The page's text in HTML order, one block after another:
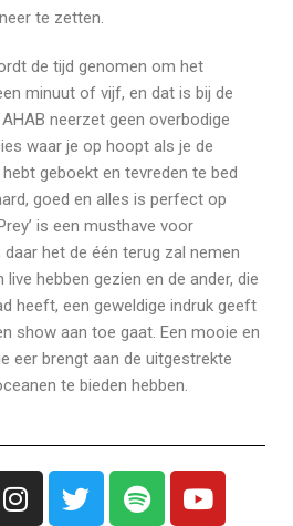
te zetten.
de tijd genomen om het
minuut of vijf, en dat is bij de
neerzet geen overbodige
waar je op hoopt als je de
geboekt en tevreden te bed
goed en alles is perfect op
is een musthave voor
het de één terug zal nemen
hebben gezien en de ander, die
heeft, een geweldige indruk geeft
show aan toe gaat. Een mooie en
eer brengt aan de uitgestrekte
te bieden hebben.